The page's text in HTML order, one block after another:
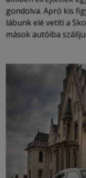
gondolva. Apró kis
lábunk elé vetíti a
mások autóiba